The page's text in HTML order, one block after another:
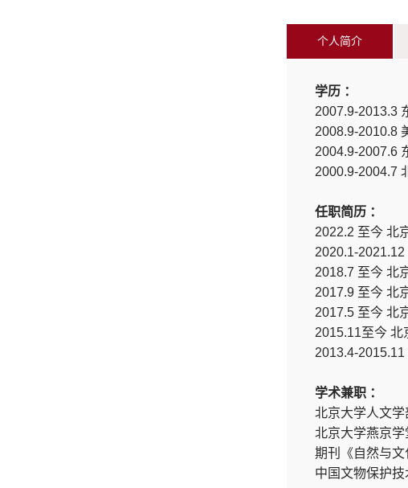
个人简介
学历 ：
2007.9-2013.3
2008.9-2010.8
2004.9-2007.6
2000.9-2004.7
任职简历 ：
2022.2 至今 北
2020.1-
2018.7 至今 北
2017.9 至今 北
2017.5 至今 北
2015.11至今 北
2013.4-
学术兼职 ：
北京大学人文
北京大学燕京
期刊《自然与
中国文物保护